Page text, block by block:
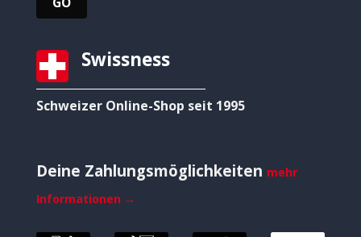
Swissness
Schweizer Online-Shop seit 1995
Deine Zahlungsmöglichkeiten mehr
Informationen →